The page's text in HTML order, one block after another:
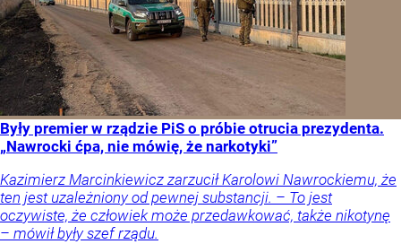
Były premier w rządzie PiS o próbie otrucia prezydenta.
„Nawrocki ćpa, nie mówię, że narkotyki”
Kazimierz Marcinkiewicz zarzucił Karolowi Nawrockiemu, że
ten jest uzależniony od pewnej substancji. – To jest
oczywiste, że człowiek może przedawkować, także nikotynę
– mówił były szef rządu.